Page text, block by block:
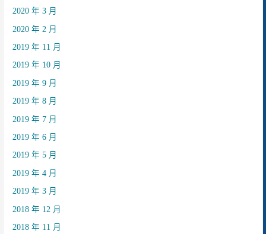
2020 年 3 月
2020 年 2 月
2019 年 11 月
2019 年 10 月
2019 年 9 月
2019 年 8 月
2019 年 7 月
2019 年 6 月
2019 年 5 月
2019 年 4 月
2019 年 3 月
2018 年 12 月
2018 年 11 月